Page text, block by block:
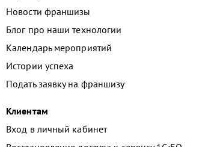
Новости франшизы
Блог про наши технологии
Календарь мероприятий
Истории успеха
Подать заявку на франшизу
Клиентам
Вход в личный кабинет